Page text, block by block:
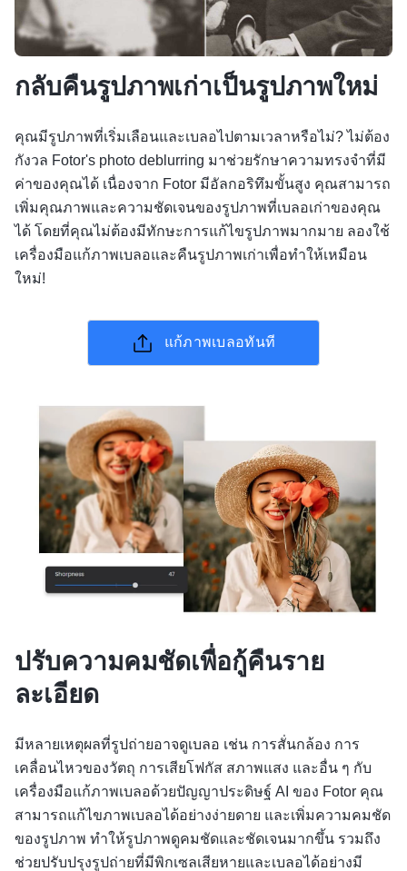
กลับคืนรูปภาพเก่าเป็นรูปภาพใหม่
คุณมีรูปภาพที่เริ่มเลือนและเบลอไปตามเวลาหรือไม่? ไม่ต้อง
กังวล Fotor's photo deblurring มาช่วยรักษาความทรงจำที่มี
ค่าของคุณได้ เนื่องจาก Fotor มีอัลกอริทึมขั้นสูง คุณสามารถ
เพิ่มคุณภาพและความชัดเจนของรูปภาพที่เบลอเก่าของคุณ
ได้ โดยที่คุณไม่ต้องมีทักษะการแก้ไขรูปภาพมากมาย ลองใช้
เครื่องมือแก้ภาพเบลอและคืนรูปภาพเก่าเพื่อทำให้เหมือน
ใหม่!
แก้ภาพเบลอทันที
ปรับความคมชัดเพื่อกู้คืนราย
ละเอียด
มีหลายเหตุผลที่รูปถ่ายอาจดูเบลอ เช่น การสั่นกล้อง การ
เคลื่อนไหวของวัตถุ การเสียโฟกัส สภาพแสง และอื่น ๆ กับ
เครื่องมือแก้ภาพเบลอด้วยปัญญาประดิษฐ์ AI ของ Fotor คุณ
สามารถแก้ไขภาพเบลอได้อย่างง่ายดาย และเพิ่มความคมชัด
ของรูปภาพ ทำให้รูปภาพดูคมชัดและชัดเจนมากขึ้น รวมถึง
ช่วยปรับปรุงรูปถ่ายที่มีพิกเซลเสียหายและเบลอได้อย่างมี